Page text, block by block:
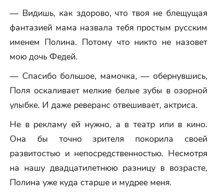
— Видишь, как здорово, что твоя не блещущая
фантазией мама назвала тебя простым русским
именем Полина. Потому что никто не назовет
мою дочь Федей.
— Спасибо большое, мамочка, — обернувшись,
Поля оскаливает мелкие белые зубы в озорной
улыбке. И даже реверанс отвешивает, актриса.
Не в рекламу ей нужно, а в театр или в кино.
Она бы точно зрителя покорила своей
развитостью и непосредственностью. Несмотря
на нашу двадцатилетнюю разницу в возрасте,
Полина уже куда старше и мудрее меня.